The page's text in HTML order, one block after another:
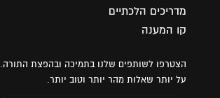
מדריכים הלכתיים
קו המענה
הצטרפו לשותפים שלנו בתמיכה ובהפצת התורה.
על יותר שאלות מהר יותר וטוב יותר.